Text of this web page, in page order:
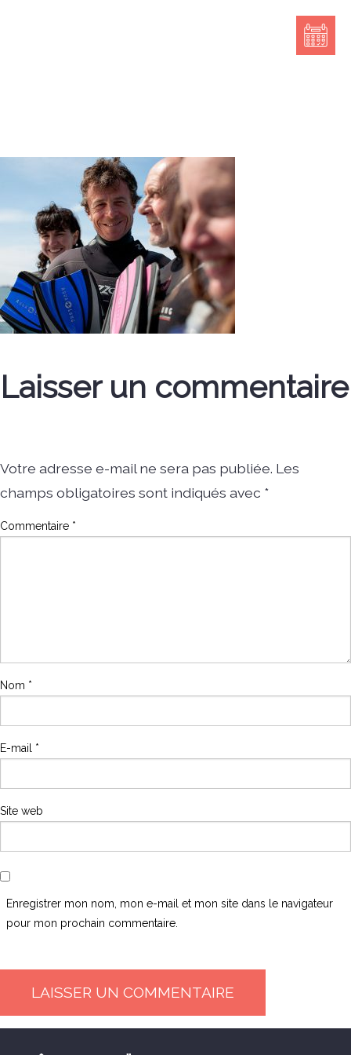
Laisser un commentaire
Votre adresse e-mail ne sera pas publiée. Les
champs obligatoires sont indiqués avec *
Commentaire *
Nom *
E-mail *
Site web
Enregistrer mon nom, mon e-mail et mon site dans le navigateur
pour mon prochain commentaire.